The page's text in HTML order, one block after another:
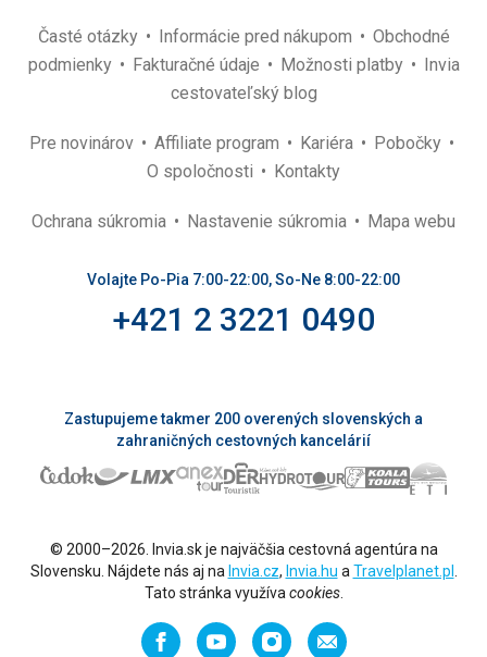
Časté otázky Informácie pred nákupom
Obchodné
podmienky
Fakturačné údaje Možnosti platby
Invia
cestovateľský blog
Pre novinárov Affiliate program Kariéra
Pobočky
O spoločnosti
Kontakty
Ochrana súkromia Nastavenie súkromia Mapa webu
Volajte Po-Pia 7:00-22:00, So-Ne 8:00-22:00
+421 2 3221 0490
Zastupujeme takmer 200 overených slovenských a
zahraničných cestovných kancelárií
© 2000–2026. Invia.sk je najväčšia cestovná agentúra na
Slovensku. Nájdete nás aj na Invia.cz, Invia.hu a Travelplanet.pl
Tato stránka využíva cookies.
FacebookYouTubeInstagramOdporučiť